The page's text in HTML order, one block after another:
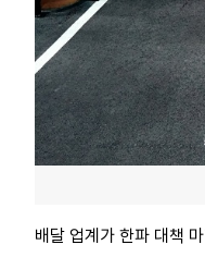
배달 업계가 한파 대책